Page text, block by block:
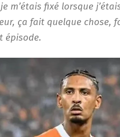
m’étais fixé lorsque
ça fait quelque chose,
épisode.